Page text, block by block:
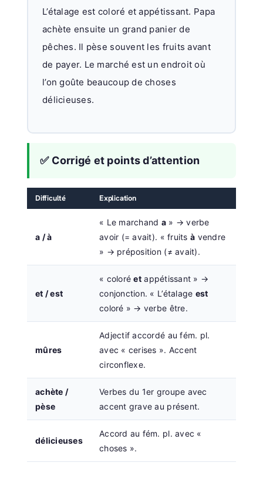
L’étalage est coloré et appétissant. Papa
achète ensuite un grand panier de
pêches. Il pèse souvent les fruits avant
de payer. Le marché est un endroit où
l’on goûte beaucoup de choses
délicieuses.
✅ Corrigé et points d’attention
Difficulté Explication
a / à
« Le marchand a » → verbe
avoir (= avait). « fruitsà vendre
» → préposition (≠ avait).
et / est
« coloréetappétissant » →
conjonction. « L’étalage est
coloré » → verbe être.
mûres
Adjectif accordé au fém. pl.
avec « cerises ». Accent
circonflexe.
achète /
pèse
Verbes du 1er groupe avec
accent grave au présent.
délicieuses
Accord au fém. pl. avec «
choses ».